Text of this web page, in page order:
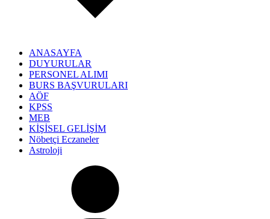
ANASAYFA
DUYURULAR
PERSONEL ALIMI
BURS BAŞVURULARI
AÖF
KPSS
MEB
KİŞİSEL GELİŞİM
Nöbetçi Eczaneler
Astroloji